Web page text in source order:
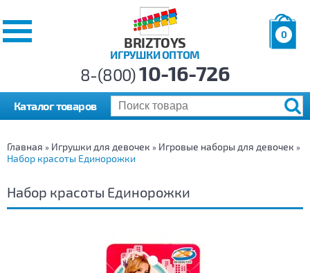
BRIZTOYS
ИГРУШКИ ОПТОМ
0
р.
8-(800)10-16-726
Каталог товаров
Главная » Игрушки для девочек » Игровые наборы для девочек »
Набор красоты Единорожки
Набор красоты Единорожки